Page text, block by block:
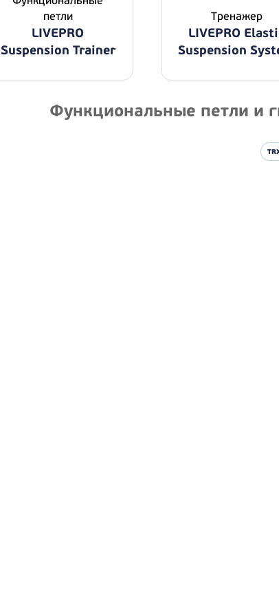
петли
LIVEPRO
Suspension Trainer
Тренажер
LIVEPRO
Suspension
Функциональные петли и